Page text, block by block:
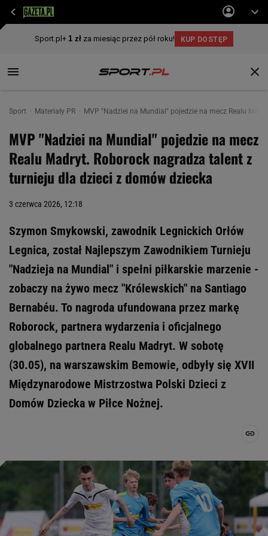
Sport Materiały PR MVP "Nadziei na Mundial" pojedzie na mecz Realu
MVP "Nadziei na Mundial" pojedzie na mecz
Realu Madryt. Roborock nagradza talent z
turnieju dla dzieci z domów dziecka
3 czerwca 2026, 12:18
Szymon Smykowski, zawodnik Legnickich Orłów
Legnica, został Najlepszym Zawodnikiem Turnieju
"Nadzieja na Mundial" i spełni piłkarskie marzenie -
zobaczy na żywo mecz "Królewskich" na Santiago
Bernabéu. To nagroda ufundowana przez markę
Roborock, partnera wydarzenia i oficjalnego
globalnego partnera Realu Madryt. W sobotę
(30.05), na warszawskim Bemowie, odbyły się XVII
Międzynarodowe Mistrzostwa Polski Dzieci z
Domów Dziecka w Piłce Nożnej.